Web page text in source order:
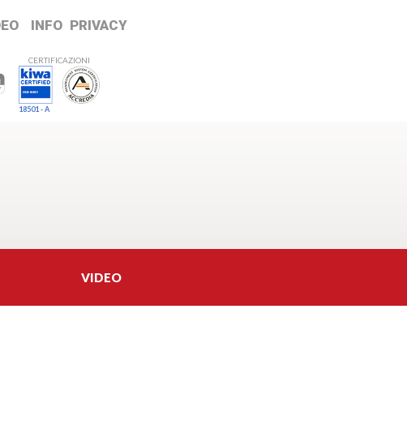
INFO PRIVACY
CERTIFICAZIONI
18501 - A
VIDEO